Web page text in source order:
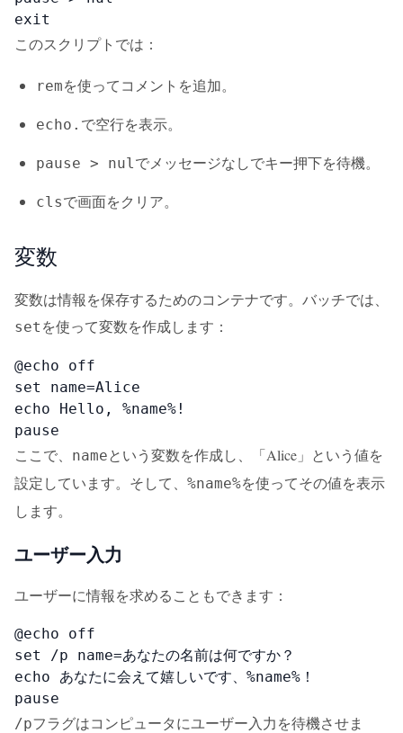
exit
このスクリプトでは：
remを使ってコメントを追加。
echo. で空行を表示。
pause > nulでメッセージなしでキー押下を待機。
clsで画面をクリア。
変数
変数は情報を保存するためのコンテナです。バッチでは、
set を使って変数を作成します：
@echo off
set name=Alice
echo Hello, %name%!
pause
ここで、 nameという変数を作成し、「Alice」という値を
設定しています。そして、 %name%を使ってその値を表示
します。
ユーザー入力
ユーザーに情報を求めることもできます：
@echo off
set /p name=あなたの名前は何ですか？
echo あなたに会えて嬉しいです、%name%！
pause
/pフラグはコンピュータにユーザー入力を待機させま